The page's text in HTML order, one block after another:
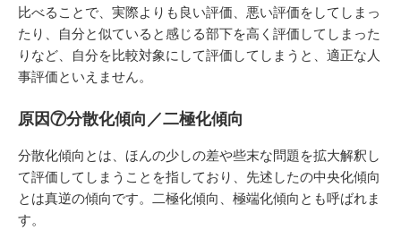
比べることで、実際よりも良い評価、悪い評価をしてしまっ
たり、自分と似ていると感じる部下を高く評価してしまった
りなど、自分を比較対象にして評価してしまうと、適正な人
事評価といえません。
原因⑦分散化傾向／二極化傾向
分散化傾向とは、ほんの少しの差や些末な問題を拡大解釈し
て評価してしまうことを指しており、先述したの中央化傾向
とは真逆の傾向です。二極化傾向、極端化傾向とも呼ばれま
す。